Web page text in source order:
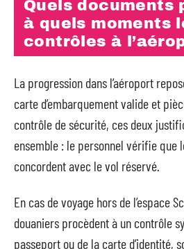
Quels documents
à quels moments
contrôles à
La progression dans l’aéroport
carte d’embarquement valide et
contrôle de sécurité, ces deux
ensemble : le personnel vérifie que
concordent avec le vol réservé.
En cas de voyage hors de l’espace
douaniers procèdent à un contrôle
passeport ou de la carte d’identité,